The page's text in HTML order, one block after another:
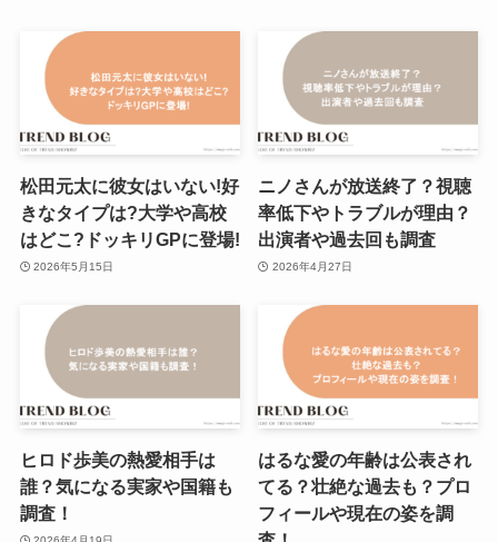
松田元太に彼女はいない!好
きなタイプは?大学や高校
はどこ?ドッキリGPに登場!
2026年5月15日
ニノさんが放送終了？視聴
率低下やトラブルが理由？
出演者や過去回も調査
2026年4月27日
ヒロド歩美の熱愛相手は
誰？気になる実家や国籍も
調査！
はるな愛の年齢は公表され
てる？壮絶な過去も？プロ
フィールや現在の姿を調